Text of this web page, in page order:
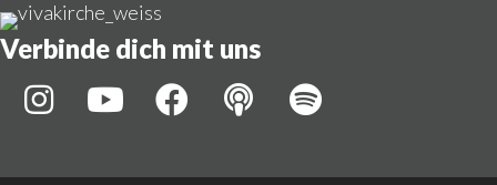
Verbinde dich mit uns